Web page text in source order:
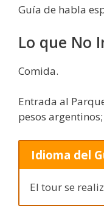
Guía de habla
Lo que No
Comida.
Entrada al
pesos
Idioma del
El tour se